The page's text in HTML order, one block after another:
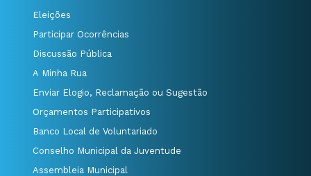
Eleições
Participar Ocorrências
Discussão Pública
A Minha Rua
Enviar Elogio, Reclamação ou Sugestão
Orçamentos Participativos
Banco Local de Voluntariado
Conselho Municipal da Juventude
Assembleia Municipal